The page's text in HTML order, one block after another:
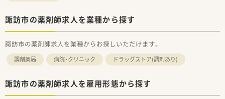
諏訪市の薬剤師求人を業種から探す
諏訪市の薬剤師求人を業種からお探しいただけます。
調剤薬局 病院・クリニック ドラッグストア(調剤あり)
諏訪市の薬剤師求人を雇用形態から探す